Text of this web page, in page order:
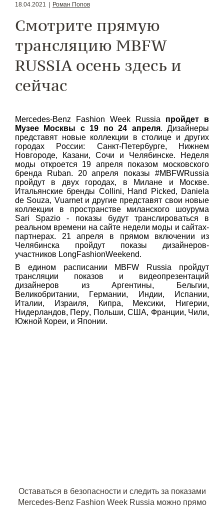
18.04.2021 Роман Попов
Смотрите прямую
трансляцию MBFW
RUSSIA осень здесь и
сейчас
Mercedes-Benz Fashion Week Russia пройдет в
Музее Москвы с 19 по 24 апреля. Дизайнеры
представят новые коллекции в столице и других
городах России: Санкт-Петербурге, Нижнем
Новгороде, Казани, Сочи и Челябинске. Неделя
моды откроется 19 апреля показом московского
бренда Ruban. 20 апреля показы #MBFWRussia
пройдут в двух городах, в Милане и Москве.
Итальянские бренды Collini, Hand Picked, Daniela
de Souza, Vuarnet и другие представят свои новые
коллекции в пространстве миланского шоурума
Sari Spazio - показы будут транслироваться в
реальном времени на сайте недели моды и сайтах-
партнерах. 21 апреля в прямом включении из
Челябинска пройдут показы дизайнеров-
участников LongFashionWeekend.
В едином расписании MBFW Russia пройдут
трансляции показов и видеопрезентаций
дизайнеров из Аргентины, Бельгии,
Великобритании, Германии, Индии, Испании,
Италии, Израиля, Кипра, Мексики, Нигерии,
Нидерландов, Перу, Польши, США, Франции, Чили,
Южной Кореи, и Японии.
Оставаться в безопасности и следить за показами
Mercedes-Benz Fashion Week Russia можно прямо